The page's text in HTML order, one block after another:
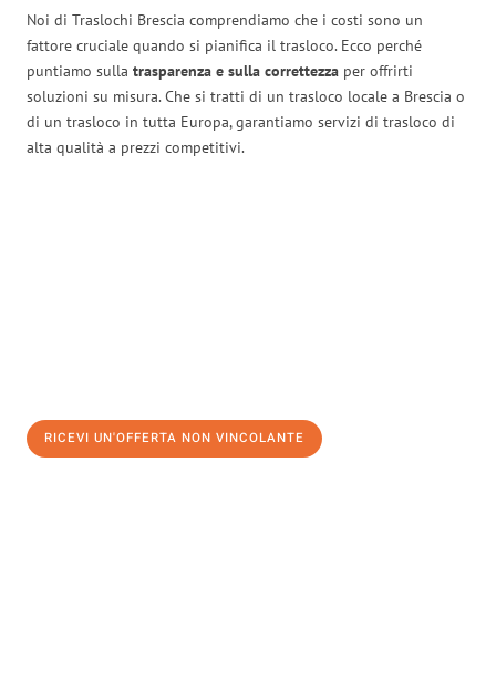
Noi di Traslochi Brescia comprendiamo che i costi sono un
fattore cruciale quando si pianifica il trasloco. Ecco perché
puntiamo sulla trasparenza e sulla correttezza per offrirti
soluzioni su misura. Che si tratti di un trasloco locale a Brescia o
di un trasloco in tutta Europa, garantiamo servizi di trasloco di
alta qualità a prezzi competitivi.
RICEVI UN'OFFERTA NON VINCOLANTE